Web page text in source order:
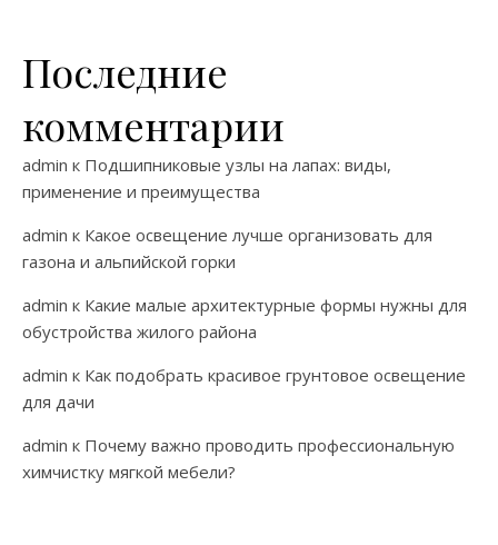
Последние
комментарии
admin к Подшипниковые узлы на лапах: виды,
применение и преимущества
admin к Какое освещение лучше организовать для
газона и альпийской горки
admin к Какие малые архитектурные формы нужны для
обустройства жилого района
admin к Как подобрать красивое грунтовое освещение
для дачи
admin к Почему важно проводить профессиональную
химчистку мягкой мебели?